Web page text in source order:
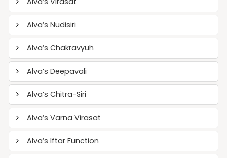
Alva’s Nudisiri
Alva’s Chakravyuh
Alva’s Deepavali
Alva’s Chitra-Siri
Alva’s Varna Virasat
Alva’s Iftar Function